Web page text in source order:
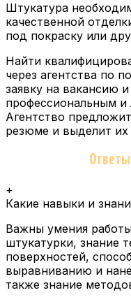
Штукатура
качественной
под покраску или
Найти
через агентства по
заявку на вакансию
профессиональным и
Агентство
резюме и выделит
Ответы
+
Какие навыки и
Важны умения
штукатурки, знание
поверхностей,
выравниванию и
также знание